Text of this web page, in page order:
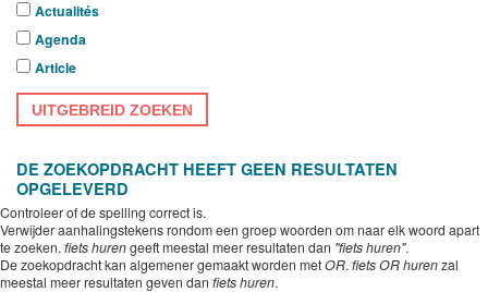
Actualités
Agenda
Article
UITGEBREID ZOEKEN
DE ZOEKOPDRACHT HEEFT GEEN RESULTATEN
OPGELEVERD
Controleer of de spelling correct is.
Verwijder aanhalingstekens rondom een groep woorden om naar elk woord apart
te zoeken. fiets hurengeeft meestal meer resultaten dan "fiets huren".
De zoekopdracht kan algemener gemaakt worden metOR. fiets OR hurenzal
meestal meer resultaten geven dan fiets huren.